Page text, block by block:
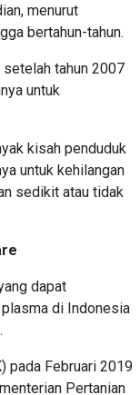
menurut
bertahun-tahun.
setelah tahun 2007
untuk
kisah penduduk
untuk kehilangan
sedikit atau tidak
dapat
di Indonesia
pada Februari 2019
Pertanian